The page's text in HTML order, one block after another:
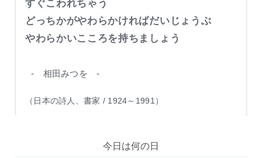
すぐこわれちゃう
どっちかがやわらかければだいじょうぶ
やわらかいこころを持ちましょう
- 相田みつを -
（日本の詩人、書家 / 1924～1991）
今日は何の日